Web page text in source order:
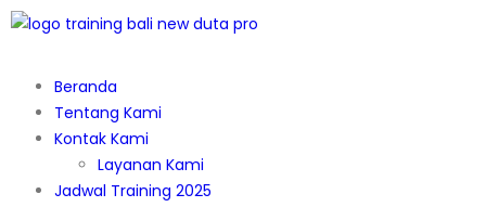
Beranda
Tentang Kami
Kontak Kami
Layanan Kami
Jadwal Training 2025